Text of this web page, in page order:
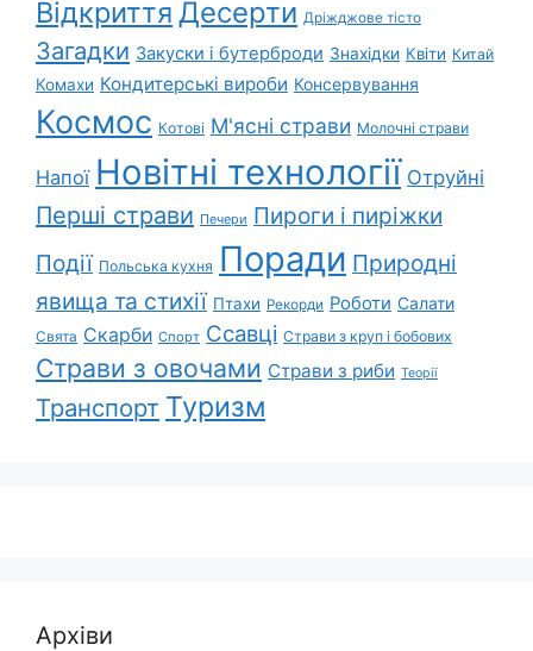
Відкриття Десерти Дріжджове тісто
Загадки Закуски і бутерброди Знахідки Квіти Китай
Комахи Кондитерські вироби Консервування
Космос Котові М'ясні страви Молочні страви
Напої Новітні технології Отруйні
Перші страви Печери Пироги і пиріжки
Події Польська кухня Поради Природні
явища та стихії Птахи Рекорди Роботи Салати
Свята Скарби Спорт Ссавці Страви з круп і бобових
Страви з овочами Страви з риби Теорії
Транспорт Туризм
Архіви